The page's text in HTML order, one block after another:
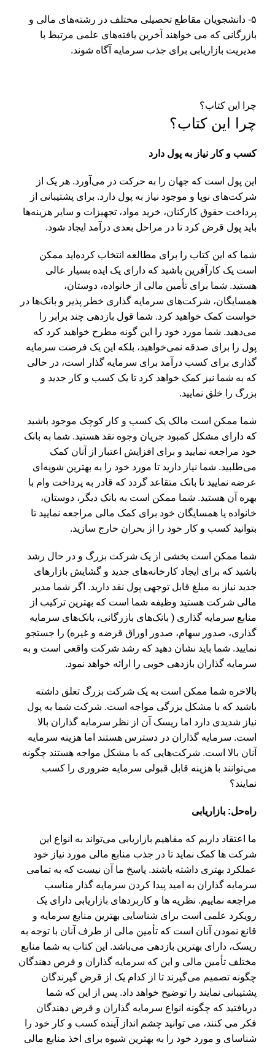
۵- دانشجویان مقاطع تحصیلی مختلف در رشته‌های مالی و
بازرگانی که می خواهند آخرین یافته‌های علمی مرتبط با
مدیریت بازاریابی برای جذب سرمایه آگاه شوند.
چرا این کتاب؟
چرا این کتاب؟
کسب و کار نیاز به پول دارد
این پول است که جهان را به حرکت در می‌آورد. هر یک از
شرکت‌های نوپا و موجود نیاز به پول دارد. برای پشتیبانی از
پرداخت حقوق کارکنان، خرید مواد، تجهیزات و سایر هزینه‌ها
باید پول قرض کرد تا در مراحل بعدی درآمد ایجاد شود.
شما که این کتاب را برای مطالعه انتخاب کرده‌اید ممکن
است یک کارآفرین باشید که دارای یک ایده بسیار عالی
هستید. شما برای تأمین مالی از خانواده، دوستان،
همسایگان، شرکت‌های سرمایه گذاری خطر پذیر و بانک‌ها در
خواست کمک خواهید کرد. شما قول بازدهی چند برابر را
می‌دهید. شما مورد خود را این گونه مطرح خواهید کرد که
پول را برای صدقه نمی‌خواهید، بلکه این یک فرصت سرمایه
گذاری برای کسب درآمد برای سرمایه گذار است، در حالی
که به شما نیز کمک خواهد کرد تا یک کسب و کار جدید و
بزرگ را خلق نمایید.
شما ممکن است مالک یک کسب و کار کوچک موجود باشید
که دارای مشکل کمبود جریان وجوه نقد هستید. شما به بانک
خود مراجعه نمایید و برای افزایش اعتبار از آنان کمک
می‌طلبید. شما نیاز دارید تا مورد خود را به بهترین شویه‌ای
عرضه نمایید تا بانک متقاعد گردد که قادر به پرداخت وام با
بهره آن هستید. شما ممکن است به بانک دیگر، دوستان،
خانواده یا همسایگان خود برای کمک مالی مراجعه نمایید تا
بتوانید کسب و کار خود را از بحران خارج سازید.
شما ممکن است بخشی از یک شرکت بزرگ و در حال رشد
باشید که برای ایجاد کارخانه‌های جدید و گشایش بازارهای
جدید نیاز به مبلغ قابل توجهی پول نقد دارید. اگر شما مدیر
مالی شرکت هستید وظیفه شما است که بهترین ترکیب از
منابع سرمایه گذاری ( بانک‌های بازرگانی، بانک‌های سرمایه
گذاری، صدور سهام، صدور اوراق قرضه و غیره) را جستجو
نمایید. شما باید نشان دهید که رشد شرکت واقعی است و به
سرمایه گذاران بازدهی خوبی را ارائه خواهد نمود.
بالاخره شما ممکن است به یک شرکت بزرگ تعلق داشته
باشید که با مشکل بزرگی مواجه است. شرکت شما به پول
نیاز شدیدی دارد اما ریسک آن از نظر سرمایه گذاران بالا
است. سرمایه گذاران در دسترس هستند اما هزینه سرمایه
آنان بالا است. شرکت‌‌هایی که با مشکل مواجه هستند چگونه
می‌توانند با هزینه قابل قبولی سرمایه ضروری را کسب
نمایند؟
راه‌حل: بازاریابی
ما اعتقاد داریم که مفاهیم بازاریابی می‌تواند به انواع این
شرکت ها کمک نماید تا در جذب منابع مالی مورد نیاز خود
عملکرد بهتری داشته باشند. پاسخ ما آن نیست که به تمامی
سرمایه گذاران به امید پیدا کردن سرمایه گذار مناسب
مراجعه نماییم. نظریه ها و کاربردهای بازاریابی دارای یک
رویکرد علمی است برای شناسایی بهترین منابع سرمایه و
قانع نمودن آنان است که تأمین مالی از طرف آنان با توجه به
ریسک، دارای بهترین بازدهی می‌باشد. این کتاب به شما منابع
مختلف تأمین مالی و این که سرمایه گذاران و قرص دهندگان
چگونه تصمیم می‌گیرند تا از کدام یک از قرض گیرندگان
پشتیبانی نمایند را توضیح خواهد داد. پس از این که شما
دریافتید که چگونه انواع سرمایه گذاران و قرض دهندگان
فکر می کنند، می توانید چشم انداز آینده کسب و کار خود را
شناسای و مورد خود را به بهترین شیوه برای اخذ منابع مالی